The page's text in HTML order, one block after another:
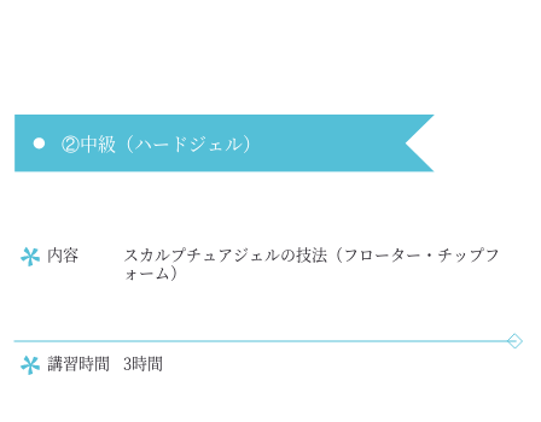
②中級（ハードジェル）
内容 スカルプチュアジェルの技法（フローター・チップフ
ォーム）
講習時間 3時間